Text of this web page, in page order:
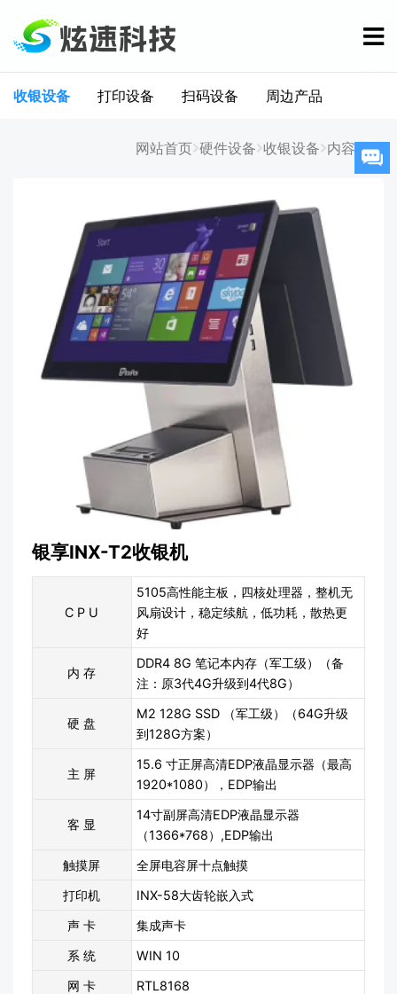
收银设备 打印设备 扫码设备 周边产品
网站首页 硬件设备 收银设备 内容详情
银享INX-T2收银机
C P U
5105高性能主板，四核处理器，整机无
风扇设计，稳定续航，低功耗，散热更
好
内 存
DDR4 8G 笔记本内存（军工级）（备
注：原3代4G升级到4代8G）
硬 盘
M2 128G SSD （军工级）（64G升级
到128G方案）
主 屏
15.6 寸正屏高清EDP液晶显示器（最高
1920*1080），EDP输出
客 显
14寸副屏高清EDP液晶显示器
（1366*768）,EDP输出
触摸屏
全屏电容屏十点触摸
打印机
INX-58大齿轮嵌入式
声 卡
集成声卡
系 统
WIN 10
网 卡
RTL8168